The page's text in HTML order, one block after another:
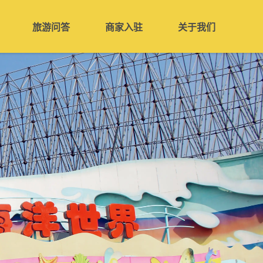
旅游问答 商家入驻 关于我们